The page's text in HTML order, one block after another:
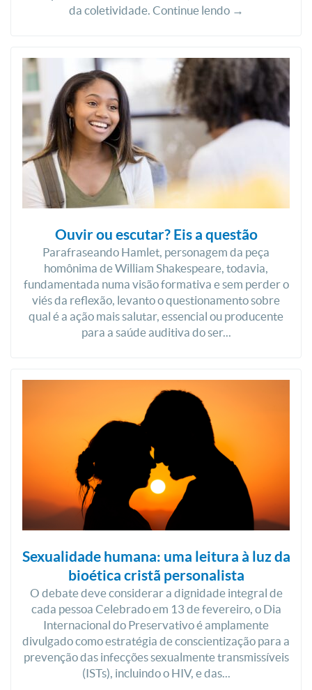
da coletividade. Continue lendo →
Ouvir ou escutar? Eis a questão
Parafraseando Hamlet, personagem da peça
homônima de William Shakespeare, todavia,
fundamentada numa visão formativa e sem perder o
viés da reflexão, levanto o questionamento sobre
qual é a ação mais salutar, essencial ou producente
para a saúde auditiva do ser...
Sexualidade humana: uma leitura à luz da
bioética cristã personalista
O debate deve considerar a dignidade integral de
cada pessoa Celebrado em 13 de fevereiro, o Dia
Internacional do Preservativo é amplamente
divulgado como estratégia de conscientização para a
prevenção das infecções sexualmente transmissíveis
(ISTs), incluindo o HIV, e das...